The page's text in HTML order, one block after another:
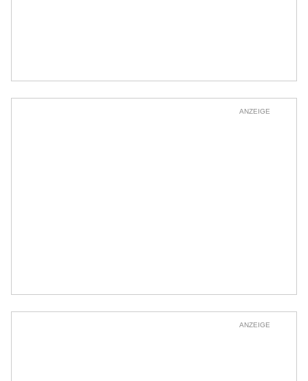
ANZEIGE
ANZEIGE